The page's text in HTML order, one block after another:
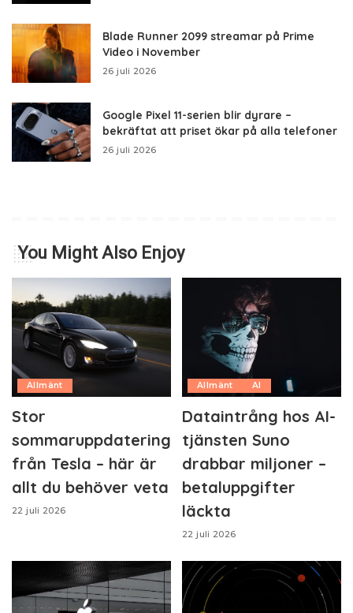
Blade Runner 2099 streamar på Prime
Video i November
26 juli 2026
Google Pixel 11-serien blir dyrare –
bekräftat att priset ökar på alla telefoner
26 juli 2026
You Might Also Enjoy
Allmänt
Stor
sommaruppdatering
från Tesla – här är
allt du behöver veta
22 juli 2026
Allmänt AI
Dataintrång hos AI-
tjänsten Suno
drabbar miljoner –
betaluppgifter
läckta
22 juli 2026